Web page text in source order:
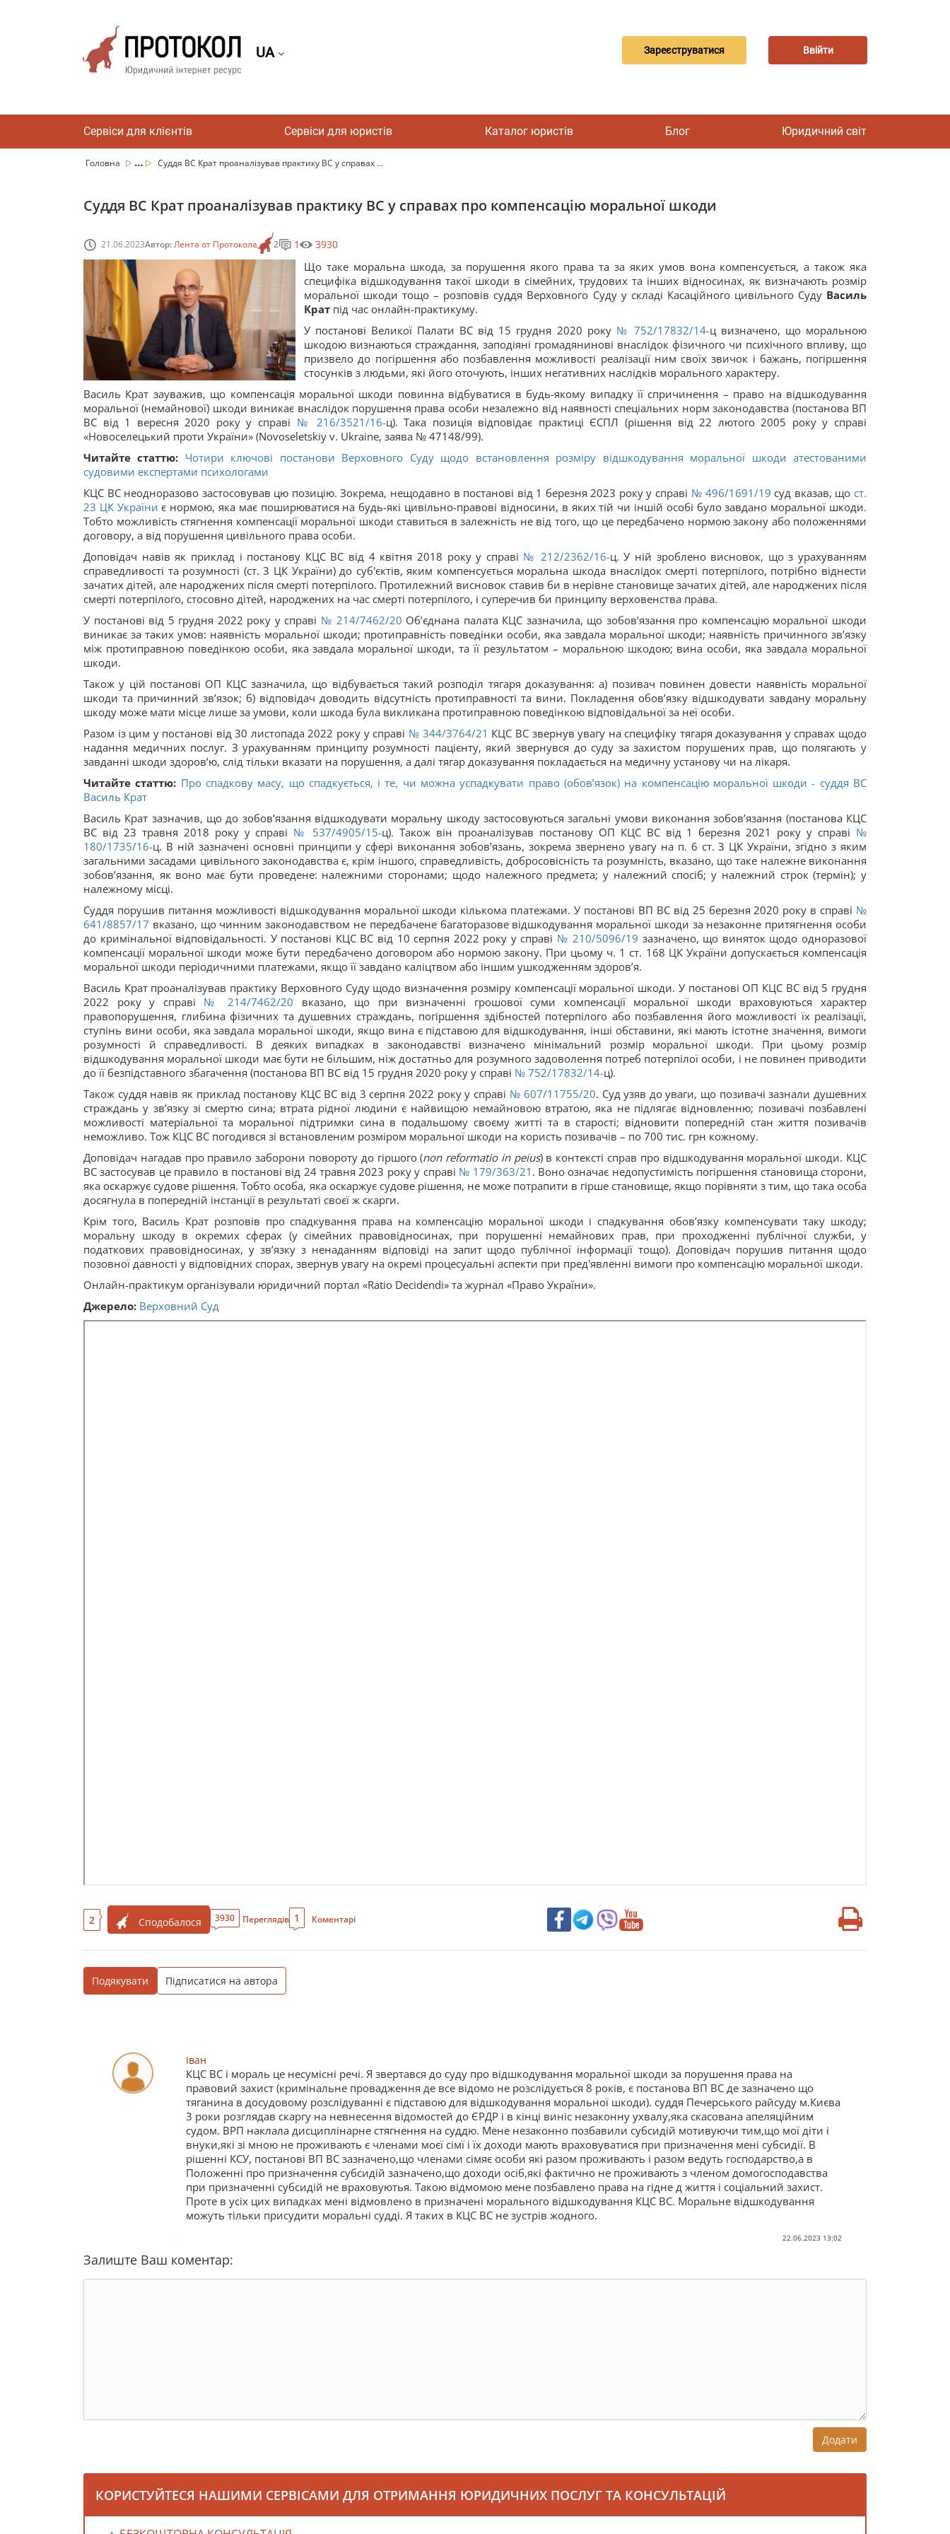
UA Зареєструватися Ввійти
Сервіси для клієнтів Сервіси для юристів Каталог юристів Блог Юридичний світ
Головна ... Суддя ВС Крат проаналізував практику ВС у справах ...
Суддя ВС Крат проаналізував практику ВС у справах про компенсацію моральної шкоди
21.06.2023Автор:Лента от Протокола 2 1 3930
Що таке моральна шкода, за порушення якого права та за яких умов вона компенсується, а також яка
специфіка відшкодування такої шкоди в сімейних, трудових та інших відносинах, як визначають розмір
моральної шкоди тощо – розповів суддя Верховного Суду у складі Касаційного цивільного Суду Василь
Крат під час онлайн-практикуму.
У постанові Великої Палати ВС від 15 грудня 2020 року № 752/17832/14-ц визначено, що моральною
шкодою визнаються страждання, заподіяні громадянинові внаслідок фізичного чи психічного впливу, що
призвело до погіршення або позбавлення можливості реалізації ним своїх звичок і бажань, погіршення
стосунків з людьми, які його оточують, інших негативних наслідків морального характеру.
Василь Крат зауважив, що компенсація моральної шкоди повинна відбуватися в будь-якому випадку її спричинення – право на відшкодування
моральної (немайнової) шкоди виникає внаслідок порушення права особи незалежно від наявності спеціальних норм законодавства (постанова ВП
ВС від 1 вересня 2020 року у справі № 216/3521/16-ц). Така позиція відповідає практиці ЄСПЛ (рішення від 22 лютого 2005 року у справі
«Новоселецький проти України» (Novoseletskiy v. Ukraine, заява № 47148/99).
Читайте статтю: Чотири ключові постанови Верховного Суду щодо встановлення розміру відшкодування моральної шкоди атестованими
судовими експертами психологами
КЦС ВС неодноразово застосовував цю позицію. Зокрема, нещодавно в постанові від 1 березня 2023 року у справі № 496/1691/19 суд вказав, щост.
23 ЦК України є нормою, яка має поширюватися на будь-які цивільно-правові відносини, в яких тій чи іншій особі було завдано моральної шкоди.
Тобто можливість стягнення компенсації моральної шкоди ставиться в залежність не від того, що це передбачено нормою закону або положеннями
договору, а від порушення цивільного права особи.
Доповідач навів як приклад і постанову КЦС ВС від 4 квітня 2018 року у справі № 212/2362/16-ц. У ній зроблено висновок, що з урахуванням
справедливості та розумності (ст. 3 ЦК України) до суб'єктів, яким компенсується моральна шкода внаслідок смерті потерпілого, потрібно віднести
зачатих дітей, але народжених після смерті потерпілого. Протилежний висновок ставив би в нерівне становище зачатих дітей, але народжених після
смерті потерпілого, стосовно дітей, народжених на час смерті потерпілого, і суперечив би принципу верховенства права.
У постанові від 5 грудня 2022 року у справі № 214/7462/20 Об’єднана палата КЦС зазначила, що зобов’язання про компенсацію моральної шкоди
виникає за таких умов: наявність моральної шкоди; протиправність поведінки особи, яка завдала моральної шкоди; наявність причинного зв’язку
між протиправною поведінкою особи, яка завдала моральної шкоди, та її результатом – моральною шкодою; вина особи, яка завдала моральної
шкоди.
Також у цій постанові ОП КЦС зазначила, що відбувається такий розподіл тягаря доказування: а) позивач повинен довести наявність моральної
шкоди та причинний зв’язок; б) відповідач доводить відсутність протиправності та вини. Покладення обов’язку відшкодувати завдану моральну
шкоду може мати місце лише за умови, коли шкода була викликана протиправною поведінкою відповідальної за неї особи.
Разом із цим у постанові від 30 листопада 2022 року у справі № 344/3764/21 КЦС ВС звернув увагу на специфіку тягаря доказування у справах щодо
надання медичних послуг. З урахуванням принципу розумності пацієнту, який звернувся до суду за захистом порушених прав, що полягають у
завданні шкоди здоров’ю, слід тільки вказати на порушення, а далі тягар доказування покладається на медичну установу чи на лікаря.
Читайте статтю: Про спадкову масу, що спадкується, і те, чи можна успадкувати право (обов’язок) на компенсацію моральної шкоди - суддя ВС
Василь Крат
Василь Крат зазначив, що до зобов’язання відшкодувати моральну шкоду застосовуються загальні умови виконання зобов’язання (постанова КЦС
ВС від 23 травня 2018 року у справі № 537/4905/15-ц). Також він проаналізував постанову ОП КЦС ВС від 1 березня 2021 року у справі №
180/1735/16-ц. В ній зазначені основні принципи у сфері виконання зобов’язань, зокрема звернено увагу на п. 6 ст. 3 ЦК України, згідно з яким
загальними засадами цивільного законодавства є, крім іншого, справедливість, добросовісність та розумність, вказано, що таке належне виконання
зобов’язання, як воно має бути проведене: належними сторонами; щодо належного предмета; у належний спосіб; у належний строк (термін); у
належному місці.
Суддя порушив питання можливості відшкодування моральної шкоди кількома платежами. У постанові ВП ВС від 25 березня 2020 року в справі №
641/8857/17 вказано, що чинним законодавством не передбачене багаторазове відшкодування моральної шкоди за незаконне притягнення особи
до кримінальної відповідальності. У постанові КЦС ВС від 10 серпня 2022 року у справі № 210/5096/19 зазначено, що виняток щодо одноразової
компенсації моральної шкоди може бути передбачено договором або нормою закону. При цьому ч. 1 ст. 168 ЦК України допускається компенсація
моральної шкоди періодичними платежами, якщо її завдано каліцтвом або іншим ушкодженням здоров’я.
Василь Крат проаналізував практику Верховного Суду щодо визначення розміру компенсації моральної шкоди. У постанові ОП КЦС ВС від 5 грудня
2022 року у справі № 214/7462/20 вказано, що при визначенні грошової суми компенсації моральної шкоди враховуються характер
правопорушення, глибина фізичних та душевних страждань, погіршення здібностей потерпілого або позбавлення його можливості їх реалізації,
ступінь вини особи, яка завдала моральної шкоди, якщо вина є підставою для відшкодування, інші обставини, які мають істотне значення, вимоги
розумності й справедливості. В деяких випадках в законодавстві визначено мінімальний розмір моральної шкоди. При цьому розмір
відшкодування моральної шкоди має бути не більшим, ніж достатньо для розумного задоволення потреб потерпілої особи, і не повинен приводити
до її безпідставного збагачення (постанова ВП ВС від 15 грудня 2020 року у справі № 752/17832/14-ц).
Також суддя навів як приклад постанову КЦС ВС від 3 серпня 2022 року у справі № 607/11755/20. Суд узяв до уваги, що позивачі зазнали душевних
страждань у зв’язку зі смертю сина; втрата рідної людини є найвищою немайновою втратою, яка не підлягає відновленню; позивачі позбавлені
можливості матеріальної та моральної підтримки сина в подальшому своєму житті та в старості; відновити попередній стан життя позивачів
неможливо. Тож КЦС ВС погодився зі встановленим розміром моральної шкоди на користь позивачів – по 700 тис. грн кожному.
Доповідач нагадав про правило заборони повороту до гіршого (non reformatio in peius) в контексті справ про відшкодування моральної шкоди. КЦС
ВС застосував це правило в постанові від 24 травня 2023 року у справі № 179/363/21 . Воно означає недопустимість погіршення становища сторони,
яка оскаржує судове рішення. Тобто особа, яка оскаржує судове рішення, не може потрапити в гірше становище, якщо порівняти з тим, що така особа
досягнула в попередній інстанції в результаті своєї ж скарги.
Крім того, Василь Крат розповів про спадкування права на компенсацію моральної шкоди і спадкування обов’язку компенсувати таку шкоду;
моральну шкоду в окремих сферах (у сімейних правовідносинах, при порушенні немайнових прав, при проходженні публічної служби, у
податкових правовідносинах, у зв’язку з ненаданням відповіді на запит щодо публічної інформації тощо). Доповідач порушив питання щодо
позовної давності у відповідних спорах, звернув увагу на окремі процесуальні аспекти при пред'явленні вимоги про компенсацію моральної шкоди.
Онлайн-практикум організували юридичний портал «Ratio Decidendi» та журнал «Право України».
Джерело: Верховний Суд
2 Сподобалося 3930 Переглядів 1 Коментарі
Подякувати Підписатися на автора
Іван
КЦС ВС і мораль це несумісні речі. Я звертався до суду про відшкодування моральної шкоди за порушення права на
правовий захист (кримінальне провадження де все відомо не розслідується 8 років, є постанова ВП ВС де зазначено що
тяганина в досудовому розслідуванні є підставою для відшкодування моральної шкоди). суддя Печерського райсуду м.Києва
3 роки розглядав скаргу на невнесення відомостей до ЄРДР і в кінці виніс незаконну ухвалу,яка скасована апеляційним
судом. ВРП наклала дисциплінарне стягнення на суддю. Мене незаконно позбавили субсидій мотивуючи тим,що мої діти і
внуки,які зі мною не проживають є членами моєї сімї і їх доходи мають враховуватися при призначення мені субсидії. В
рішенні КСУ, постанові ВП ВС зазначено,що членами сімяє особи які разом проживають і разом ведуть господарство,а в
Положенні про призначення субсидій зазначено,що доходи осіб,які фактично не проживають з членом домогосподавства
при призначенні субсидій не враховуютья. Такою відмомою мене позбавлено права на гідне д життя і соціальний захист.
Проте в усіх цих випадках мені відмовлено в призначені морального відшкодування КЦС ВС. Моральне відшкодування
можуть тільки присудити моральні судді. Я таких в КЦС ВС не зустрів жодного.
22.06.2023 13:02
Залиште Ваш коментар:
Додати
КОРИСТУЙТЕСЯ НАШИМИ СЕРВІСАМИ ДЛЯ ОТРИМАННЯ ЮРИДИЧНИХ ПОСЛУГ ТА КОНСУЛЬТАЦІЙ